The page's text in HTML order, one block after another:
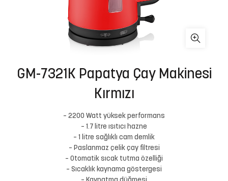
GM-7321K Papatya Çay Makinesi
Kırmızı
– 2200 Watt yüksek performans
– 1.7 litre ısıtıcı hazne
– 1 litre sağlıklı cam demlik
– Paslanmaz çelik çay filtresi
– Otomatik sıcak tutma özelliği
– Sıcaklık kaynama göstergesi